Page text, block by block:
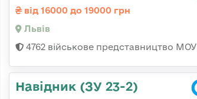
від 16000 до 19000 грн
Львів
4762 військове представництво МОУ
Навідник (ЗУ 23-2)